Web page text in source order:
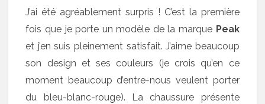
J’ai été agréablement surpris ! C’est la première
fois que je porte un modèle de la marque Peak
et j’en suis pleinement satisfait. J’aime beaucoup
son design et ses couleurs (je crois qu’en ce
moment beaucoup d’entre-nous veulent porter
du bleu-blanc-rouge). La chaussure présente